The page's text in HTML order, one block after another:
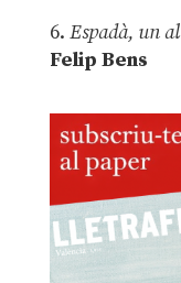
6. Espadà, un
Felip Bens